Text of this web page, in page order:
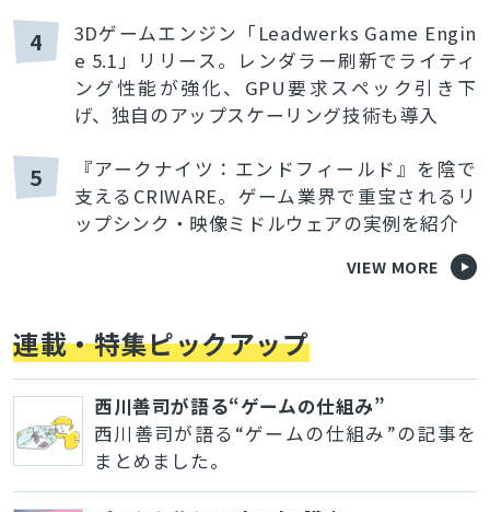
4
3Dゲームエンジン「Leadwerks Game Engin
e 5.1」リリース。レンダラー刷新でライティ
ング性能が強化、GPU要求スペック引き下
げ、独自のアップスケーリング技術も導入
5
『アークナイツ：エンドフィールド』を陰で
支えるCRIWARE。ゲーム業界で重宝されるリ
ップシンク・映像ミドルウェアの実例を紹介
VIEW MORE
連載・特集ピックアップ
西川善司が語る“ゲームの仕組み”
西川善司が語る“ゲームの仕組み”の記事を
まとめました。